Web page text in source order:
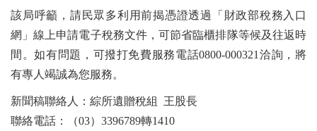
該局呼籲，請民眾多利用前揭憑證透過「財政部稅務入口
網」線上申請電子稅務文件，可節省臨櫃排隊等候及往返時
間。如有問題，可撥打免費服務電話0800-000321洽詢，將
有專人竭誠為您服務。
新聞稿聯絡人：綜所遺贈稅組 王股長
聯絡電話：（03）3396789轉1410